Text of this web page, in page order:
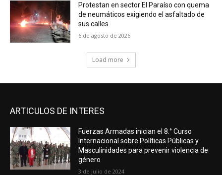
Protestan en sector El Paraíso con quema
de neumáticos exigiendo el asfaltado de
sus calles
6 de agosto de 2026
Load more
ARTICULOS DE INTERES
Fuerzas Armadas inician el 8.° Curso
Internacional sobre Políticas Públicas y
Masculinidades para prevenir violencia de
género
3 de julio de 2024